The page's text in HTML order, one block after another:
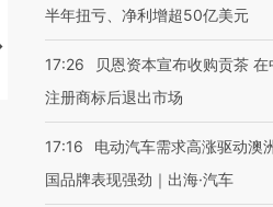
【推广】走进第四届链博
会，让数智科技“链”接产
【特别呈现】寻
有意思的生活方式
半年扭亏、净利增超50亿美元
17:26
贝恩资本宣布收购贡茶
注册商标后退出市场
17:16
电动汽车需求高涨驱动澳
国品牌表现强劲｜出海·汽车